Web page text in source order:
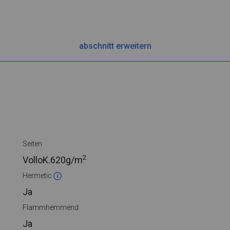
abschnitt erweitern
Seiten
VolloK.620g/m2
Hermetic
Ja
Flammhemmend
Ja